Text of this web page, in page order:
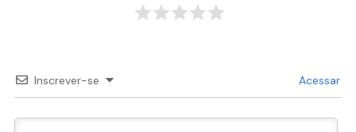
Inscrever-se Acessar